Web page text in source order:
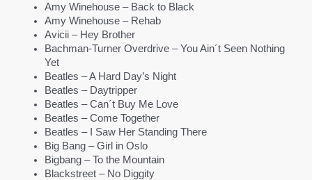
Amy Winehouse – Back to Black
Amy Winehouse – Rehab
Avicii – Hey Brother
Bachman-Turner Overdrive – You Ain´t Seen Nothing
Yet
Beatles – A Hard Day’s Night
Beatles – Daytripper
Beatles – Can´t Buy Me Love
Beatles – Come Together
Beatles – I Saw Her Standing There
Big Bang – Girl in Oslo
Bigbang – To the Mountain
Blackstreet – No Diggity